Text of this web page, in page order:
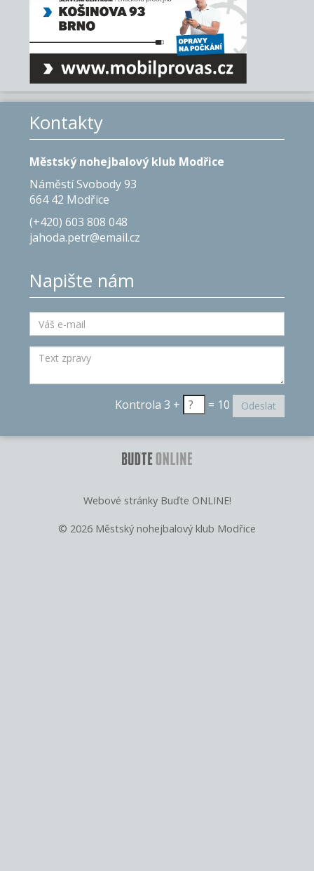
Kontakty
Městský nohejbalový klub Modřice
Náměstí Svobody 93
664 42 Modřice
(+420) 603 808 048
jahoda.petr@email.cz
Napište nám
Kontrola 3 + = 10 Odeslat
Webové stránky Buďte ONLINE!
© 2026 Městský nohejbalový klub Modřice